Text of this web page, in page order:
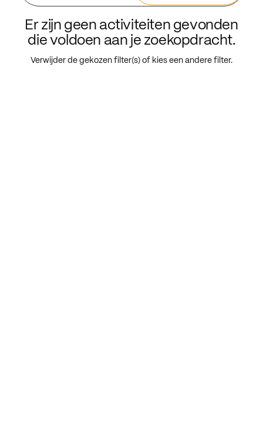
Er zijn geen activiteiten gevonden
die voldoen aan je zoekopdracht.
Verwijder de gekozen filter(s) of kies een andere filter.